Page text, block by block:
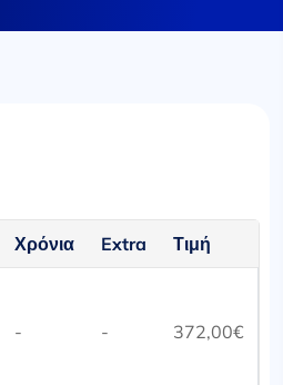
Χρόνια Extra Τιμή
- - 372,00€